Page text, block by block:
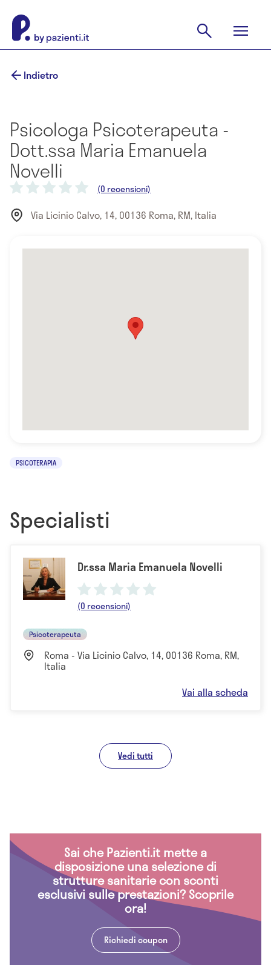
Indietro
Psicologa Psicoterapeuta -
Dott.ssa Maria Emanuela
Novelli
(0 recensioni)
Via Licinio Calvo, 14, 00136 Roma, RM, Italia
PSICOTERAPIA
Specialisti
Dr.ssa Maria Emanuela Novelli
(0 recensioni)
Psicoterapeuta
Roma - Via Licinio Calvo, 14, 00136 Roma, RM,
Italia
Vai alla scheda
Vedi tutti
Sai che Pazienti.it mette a
disposizione una selezione di
strutture sanitarie con sconti
esclusivi sulle prestazioni? Scoprile
ora!
Richiedi coupon